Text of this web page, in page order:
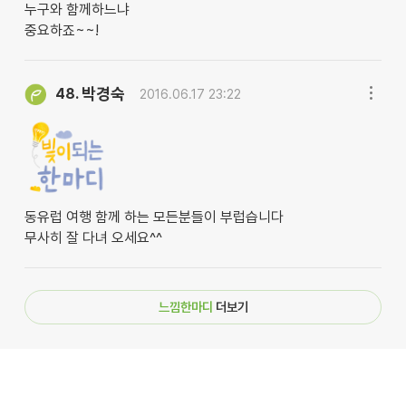
누구와 함께하느냐
중요하죠~~!
48. 박경숙 2016.06.17 23:22
동유럽 여행 함께 하는 모든분들이 부럽습니다
무사히 잘 다녀 오세요^^
느낌한마디 더보기